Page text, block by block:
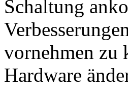
Schaltung
vornehmen zu
Hardware